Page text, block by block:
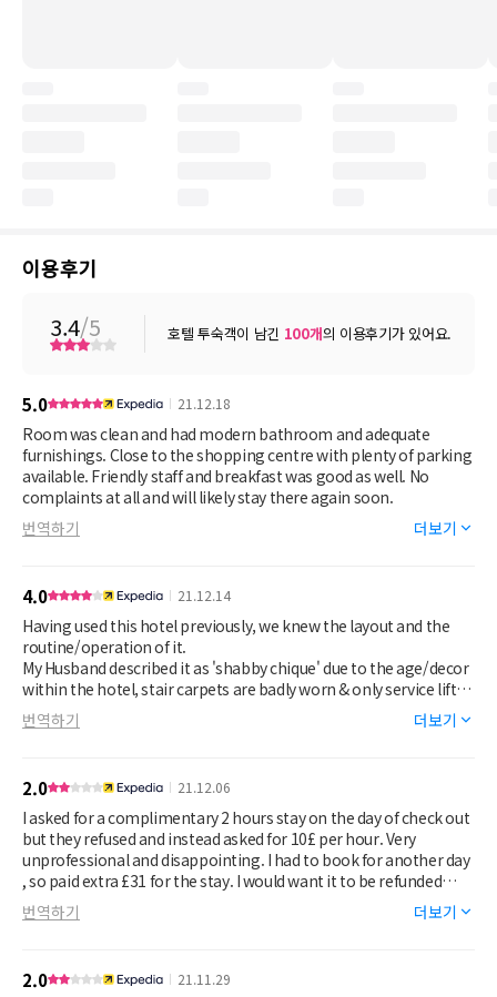
이용후기
3.4/5 호텔 투숙객이 남긴 100개의 이용후기가 있어요.
5.0 21.12.18
Room was clean and had modern bathroom and adequate
furnishings. Close to the shopping centre with plenty of parking
available. Friendly staff and breakfast was good as well. No
complaints at all and will likely stay there again soon.
번역하기
더보기
4.0 21.12.14
Having used this hotel previously, we knew the layout and the
routine/operation of it.
My Husband described it as 'shabby chique' due to the age/decor
within the hotel, stair carpets are badly worn & only service lift
working (the guest lift hasn't worked for several years)
We booked with breakfast which was nice albeit attention to
numerous reception staff however there was one male
receptionist that we felt was abrupt, cheeky and lacking good
customer service skills.
I wouldn't hesitate booking again as it was in a good central
location for our needs.
We did notice that on the 2nd floor there was a smell of stale
cigarette smoke even though the rooms displayed no smoking
번역하기 더보기
2.0 21.12.06
I asked for a complimentary 2 hours stay on the day of check out
but they refused and instead asked for 10£ per hour. Very
unprofessional and disappointing. I had to book for another day
, so paid extra £31 for the stay. I would want it to be refunded
back. The rooms were ok, but lamp shades were full of dust,
toilet was full of spider webs. Carpets were dirty.
번역하기 더보기
2.0 21.11.29